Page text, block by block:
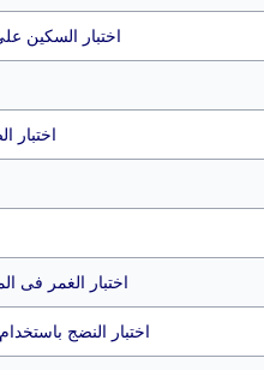
اختبار السكين
اختبار
اختبار الغمر فى
اختبار النضج باستخدام محلول